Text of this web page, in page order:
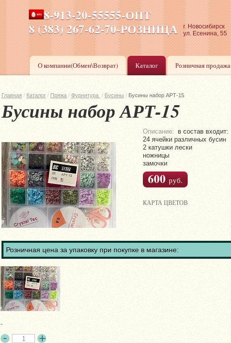
8-913-20-55555-ОПТ
8 (383) 267-62-70-РОЗНИЦА
ПН-ПТ 8-17,СБ-ВС 9-17
г. Новосибирск
ул. Есенина, 55
О компании(Обмен\Возврат) Каталог Розничная продажа
Главная / Каталог / Пряжа / Фурнитура / Бусины / Бусины набор АРТ-15
Бусины набор АРТ-15
Описание: в состав входит:
24 ячейки различных бусин
2 катушки лески
ножницы
замочки
600руб.
КАРТА ЦВЕТОВ
Розничная цена за упаковку при покупке в магазине:
-